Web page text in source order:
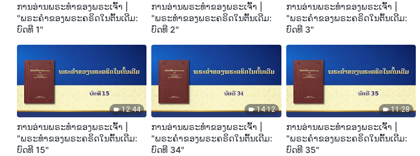
ການອ່ານພຣະທຳຂອງພຣະເຈົ້າ |
"ພຣະຄຳຂອງພຣະຄຣິດໃນຕົ້ນເດີມ:
ບົດທີ 1"
ການອ່ານພຣະທຳຂອງພຣະເຈົ້າ |
"ພຣະທໍາຂອງພຣະຄຣິດໃນຕົ້ນເດີມ:
ບົດທີ 2"
ການອ່ານພຣະທຳຂອງພຣະເຈົ້າ |
"ພຣະຄຳຂອງພຣະຄຣິດໃນຕົ້ນເດີມ:
ບົດທີ 3"
12:44
ການອ່ານພຣະທຳຂອງພຣະເຈົ້າ |
"ພຣະທໍາຂອງພຣະຄຣິດໃນຕົ້ນເດີມ:
ບົດທີ 15"
14:12
ການອ່ານພຣະທຳຂອງພຣະເຈົ້າ |
"ພຣະຄຳຂອງພຣະຄຣິດໃນຕົ້ນເດີມ:
ບົດທີ 34"
11:28
ການອ່ານພຣະທຳຂອງພຣະເຈົ້າ |
"ພຣະຄຳຂອງພຣະຄຣິດໃນຕົ້ນເດີມ:
ບົດທີ 35"